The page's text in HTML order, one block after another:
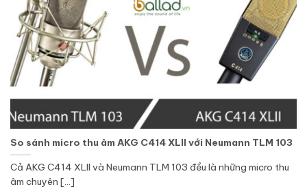
So sánh micro thu âm AKG C414 XLII với Neumann TLM 103
Cả AKG C414 XLII và Neumann TLM 103 đều là những micro thu
âm chuyên [...]